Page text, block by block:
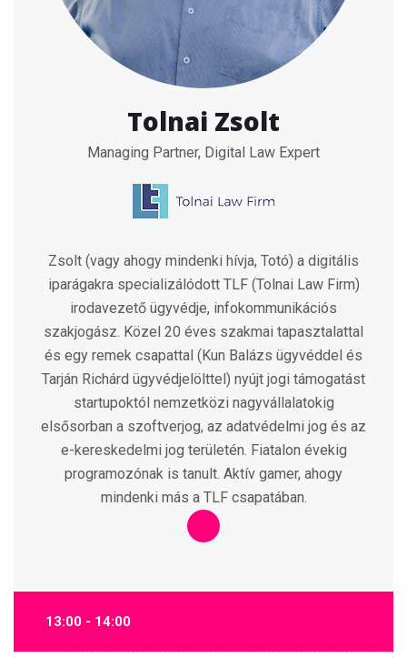
Tolnai Zsolt
Managing Partner, Digital Law Expert
Zsolt (vagy ahogy mindenki hívja, Totó) a digitális
iparágakra specializálódott TLF (Tolnai Law Firm)
irodavezető ügyvédje, infokommunikációs
szakjogász. Közel 20 éves szakmai tapasztalattal
és egy remek csapattal (Kun Balázs ügyvéddel és
Tarján Richárd ügyvédjelölttel) nyújt jogi támogatást
startupoktól nemzetközi nagyvállalatokig
elsősorban a szoftverjog, az adatvédelmi jog és az
e-kereskedelmi jog területén. Fiatalon évekig
programozónak is tanult. Aktív gamer, ahogy
mindenki más a TLF csapatában.
13:00 - 14:00